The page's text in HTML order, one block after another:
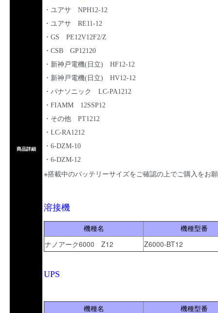
商品詳細
・ユアサ NPH12-12
・ユアサ RE11-12
・GS PE12V12F2/Z
・CSB GP12120
・新神戸電機(日立) HF12-12
・新神戸電機(日立) HV12-12
・パナソニック LC-PA1212
・FIAMM 12SSP12
・その他 PT1212
・LC-RA1212
・6-DZM-10
・6-DZM-12
※搭載中のバッテリーサイズをご確認の上でご購入をお
溶接機
機種名 機種型番
ナノアーク6000 Z12 Z6000-BT12
UPS
機種名 機種型番